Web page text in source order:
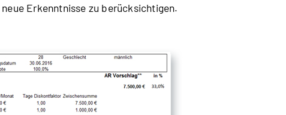
Erkenntnisse zu berücksichtigen.